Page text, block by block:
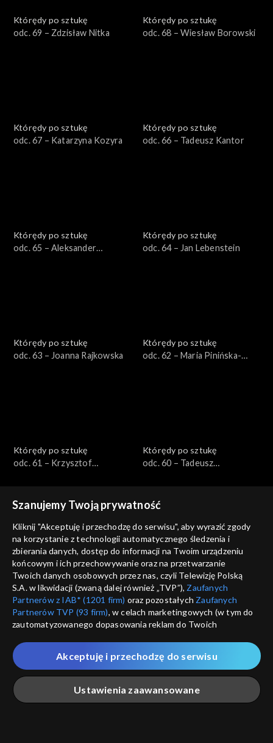
Którędy po sztukę
odc. 69 – Zdzisław Nitka
Którędy po sztukę
odc. 68 – Wiesław Borowski
Którędy po sztukę
odc. 67 – Katarzyna Kozyra
Którędy po sztukę
odc. 66 – Tadeusz Kantor
Którędy po sztukę
odc. 65 – Aleksander
Którędy po sztukę
odc. 64 – Jan Lebenstein
Którędy po sztukę
odc. 63 – Joanna Rajkowska
Którędy po sztukę
odc. 62 – Maria Pinińska-
Którędy po sztukę
odc. 61 – Krzysztof
Którędy po sztukę
odc. 60 – Tadeusz
Którędy po sztukę
odc. 59 – Izabella Gustowska
Którędy po sztukę
odc. 58 – Maria Jarema
Którędy po sztukę
odc. 57 – Waldemar
Cwenarski
Którędy po sztukę
odc. 56 – Grupa Luxus
Szanujemy Twoją prywatność
Kliknij "Akceptuję i przechodzę do serwisu", aby wyrazić zgody
na korzystanie z technologii automatycznego śledzenia i
zbierania danych, dostęp do informacji na Twoim urządzeniu
końcowym i ich przechowywanie oraz na przetwarzanie
Twoich danych osobowych przez nas, czyli Telewizję Polską
S.A. w likwidacji (zwaną dalej również „TVP”), Zaufanych
Partnerów z IAB* (1201 firm) oraz pozostałych Zaufanych
Partnerów TVP (93 firm), w celach marketingowych (w tym do
zautomatyzowanego dopasowania reklam do Twoich
które wskazujemy poniżej, a także zgody na udostępnianie
przez nas identyfikatora PPID do Google.
Twoje dane osobowe zbierane podczas odwiedzania przez
Ciebie naszych
poszczególnych serwisówzwanych dalej
„Portalem”, w tym informacje zapisywane za pomocą
Ustawienia zaawansowane
Akceptuję i przechodzę do serwisu